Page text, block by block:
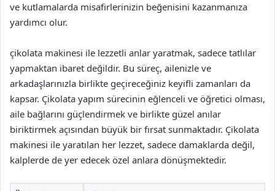
ve kutlamalarda misafirlerinizin beğenisini kazanmanıza
yardımcı olur.
çikolata makinesi ile lezzetli anlar yaratmak, sadece tatlılar
yapmaktan ibaret değildir. Bu süreç, ailenizle ve
arkadaşlarınızla birlikte geçireceğiniz keyifli zamanları da
kapsar. Çikolata yapım sürecinin eğlenceli ve öğretici olması,
aile bağlarını güçlendirmek ve birlikte güzel anılar
biriktirmek açısından büyük bir fırsat sunmaktadır. Çikolata
makinesi ile yaratılan her lezzet, sadece damaklarda değil,
kalplerde de yer edecek özel anlara dönüşmektedir.